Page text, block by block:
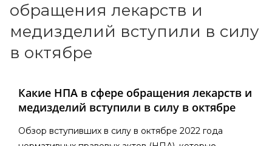
обращения лекарств и
медизделий вступили в силу
в октябре
Какие НПА в сфере обращения лекарств и
медизделий вступили в силу в октябре
Обзор вступивших в силу в октябре 2022 года